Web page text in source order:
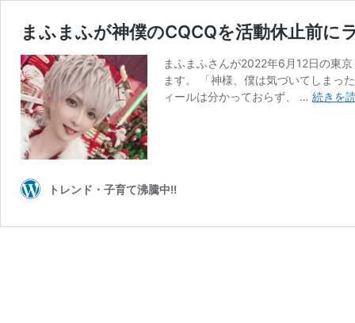
まふまふが神僕のCQCQを活動休止前に
まふまふさんが2022年6月12日の東
ます。 「神様、僕は気づいてしまっ
ィールは分かっておらず、 … 続きを
トレンド・子育て沸騰中!!